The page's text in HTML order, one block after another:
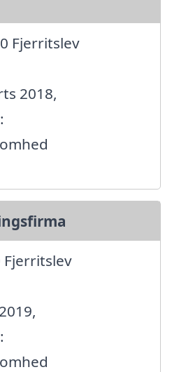
Fjerritslev
2018,
Fjerritslev